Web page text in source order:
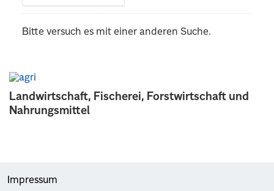
Landwirtschaft, Fischerei, Forstwirtschaft und
Nahrungsmittel
Bitte versuch es mit einer anderen Suche.
Impressum